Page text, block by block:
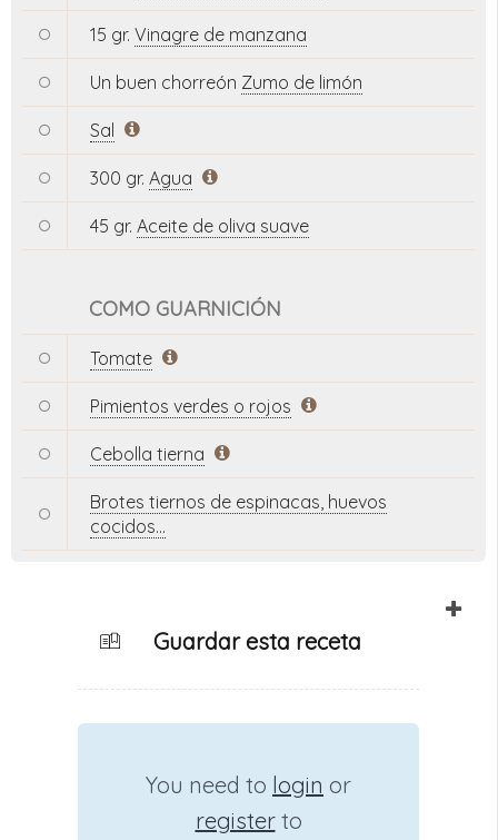
15 gr. Vinagre de manzana
Un buen chorreón Zumo de limón
Sal
300 gr. Agua
45 gr. Aceite de oliva suave
COMO GUARNICIÓN
Tomate
Pimientos verdes o rojos
Cebolla tierna
Brotes tiernos de espinacas, huevos
cocidos…
Guardar esta receta
You need to login or
registerto